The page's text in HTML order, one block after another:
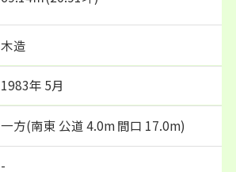
木造
1983年 5月
一方(南東 公道 4.0m 間口 17.0m)
-